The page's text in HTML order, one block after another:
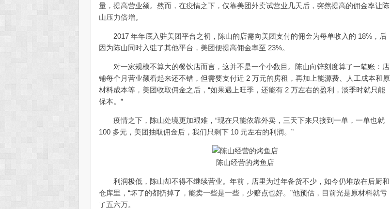
量，提高营业额。然而，在疫情之下，仅靠美团外卖试营业几天后，突然提高的佣金率让陈
山压力倍增。
2017 年年底入驻美团平台之初，陈山的店需向美团支付的佣金为每单收入的 18%，后
因为陈山同时入驻了其他平台，美团便提高佣金率至 23%。
对一家规模不算大的餐饮店而言，这并不是一个小数目。陈山向锌刻度算了一笔账：店
铺每个月营业额看起来还不错，但需要支付近 2 万元的房租，再加上能源费、人工成本和原
材料成本等，美团收取佣金之后，“如果遇上旺季，还能有 2 万左右的盈利，淡季时就只能
保本。”
疫情之下，陈山处境更加艰难，“现在只能依靠外卖，三天下来只接到一单，一单也就
100 多元，美团抽取佣金后，我们只剩下 10 元左右的利润。”
陈山经营的烤鱼店
利润极低，陈山却不得不继续营业。年前，店里为过年备货不少，如今仍堆放在后厨和
仓库里，“坏了的都扔掉了，能卖一些是一些，少赔点也好。”他预估，目前光是原材料就亏
了五六万。